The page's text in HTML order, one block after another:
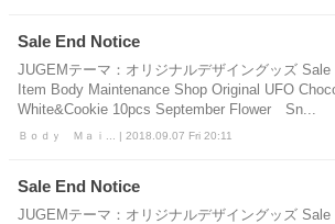
Sale End Notice
JUGEMテーマ：オリジナルデザイングッズ Sale
Item Body Maintenance Shop Original UFO
White&Cookie 10pcs September Flower Sn...
Ｂｏｄｙ Ｍａｉ... | 2018.09.07 Fri 20:11
Sale End Notice
JUGEMテーマ：オリジナルデザイングッズ Sale